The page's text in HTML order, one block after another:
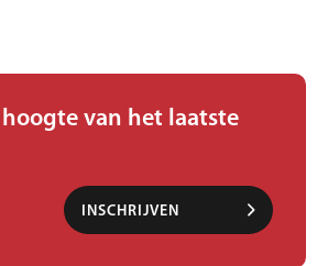
van het laatste
INSCHRIJVEN